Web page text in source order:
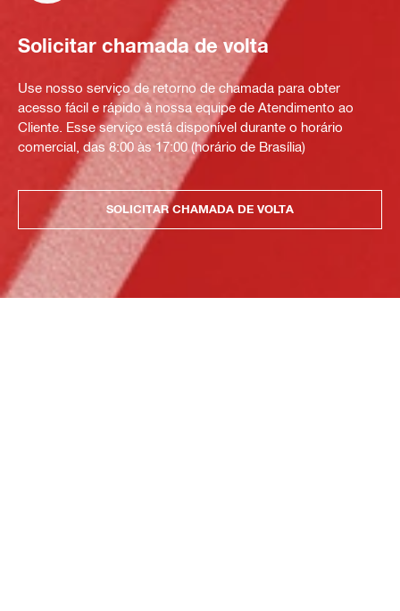
Solicitar chamada de volta
Use nosso serviço de retorno de chamada para obter
acesso fácil e rápido à nossa equipe de Atendimento ao
Cliente. Esse serviço está disponível durante o horário
comercial, das 8:00 às 17:00 (horário de Brasília)
SOLICITAR CHAMADA DE VOLTA